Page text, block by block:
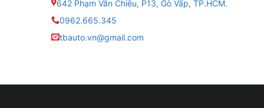
642 Phạm Văn Chiêu, P13, Gò Vấp, TP.HCM.
0962.665.345
tbauto.vn@gmail.com